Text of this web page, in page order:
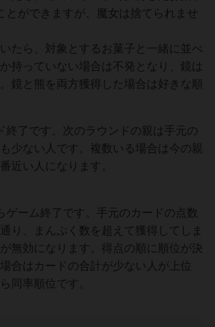
とができますが、魔女は捨てられませ
たら、対象とするお菓子と一緒に並べ
持っていない場合は不発となり、鏡は
鏡と熊を両方獲得した場合は好きな順
終了です。次のラウンドの親は手元の
少ない人です。複数いる場合は今の親
近い人になります。
ゲーム終了です。手元のカードの点数
り、まんぷく数を超えて獲得してしま
無効になります。得点の順に順位が決
合はカードの合計が少ない人が上位
同率順位です。